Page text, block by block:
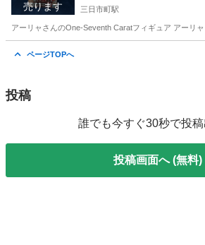
売ります 三日市町駅
アーリャさんのOne-Seventh Caratフィギュア アーリ
ページTOPへ
投稿
誰でも今すぐ30秒で投稿
投稿画面へ (無料)